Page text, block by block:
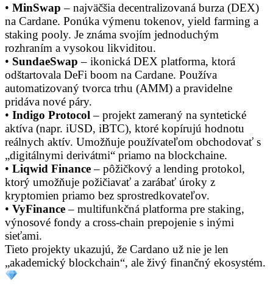
• MinSwap – najväčšia decentralizovaná burza (DEX)
na Cardane. Ponúka výmenu tokenov, yield farming a
staking pooly. Je známa svojím jednoduchým
rozhraním a vysokou likviditou.
• SundaeSwap – ikonická DEX platforma, ktorá
odštartovala DeFi boom na Cardane. Používa
automatizovaný tvorca trhu (AMM) a pravidelne
pridáva nové páry.
• Indigo Protocol – projekt zameraný na syntetické
aktíva (napr. iUSD, iBTC), ktoré kopírujú hodnotu
reálnych aktív. Umožňuje používateľom obchodovať s
„digitálnymi derivátmi“ priamo na blockchaine.
• Liqwid Finance– pôžičkový a lending protokol,
ktorý umožňuje požičiavať a zarábať úroky z
kryptomien priamo bez sprostredkovateľov.
• VyFinance– multifunkčná platforma pre staking,
výnosové fondy a cross-chain prepojenie s inými
sieťami.
Tieto projekty ukazujú, že Cardano už nie je len
„akademický blockchain“, ale živý finančný ekosystém.